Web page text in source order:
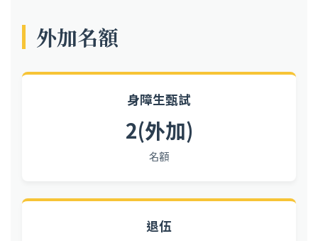
外加名額
身障生甄試
2(外加)
名額
退伍